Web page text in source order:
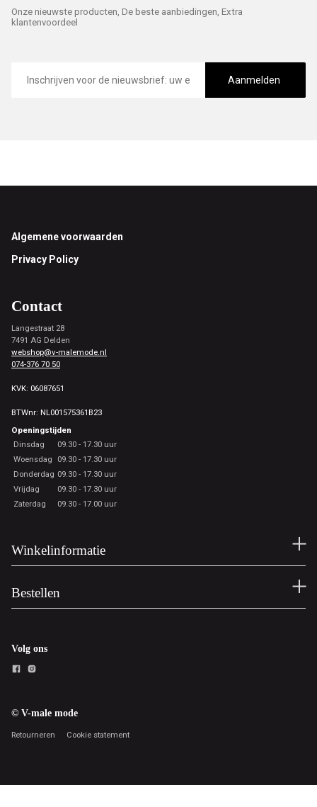
Onze nieuwste producten, De beste aanbiedingen, Extra
klantenvoordeel
mailadres
Aanmelden
Footer
Algemene voorwaarden
Privacy Policy
Contact
Langestraat 28
7491 AG Delden
webshop@v-malemode.nl
074-376 70 50
KVK: 06087651
BTWnr: NL001575361B23
Openingstijden
Dinsdag
09.30 - 17.30 uur
Woensdag
09.30 - 17.30 uur
Donderdag 09.30 - 17.30 uur
Vrijdag
09.30 - 17.30 uur
Zaterdag
09.30 - 17.00 uur
Winkelinformatie
Bestellen
Volg ons
© V-male mode
Retourneren Cookie statement